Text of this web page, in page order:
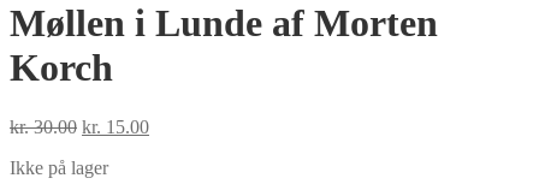
Møllen i Lunde af Morten
Korch
kr.30.00 Den
pris
kr. 15.00Den
Ikke på lager